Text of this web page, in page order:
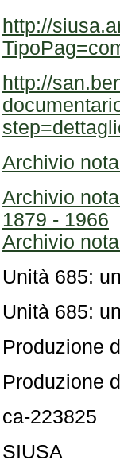
Archivio
1879 - 1966
Archivio
Unità 685:
Unità 685:
Produzione
Produzione
ca-223825
SIUSA